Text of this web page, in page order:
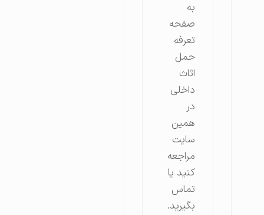
صفحه
تعرفه
حمل
داخلی
همین
سایت
مراجعه
کنید یا
تماس
بگیرید.